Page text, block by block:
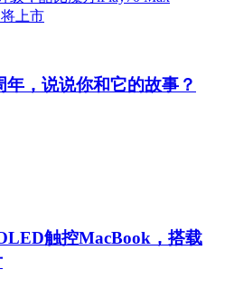
，说说你和它的故事？
触控MacBook，搭载